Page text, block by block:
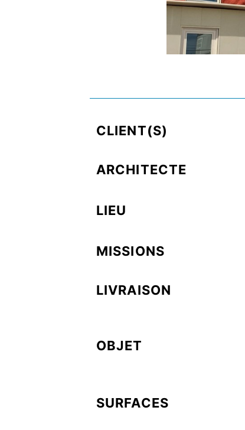
CLIENT(S)
ARCHITECTE
LIEU
MISSIONS
LIVRAISON
OBJET
SURFACES